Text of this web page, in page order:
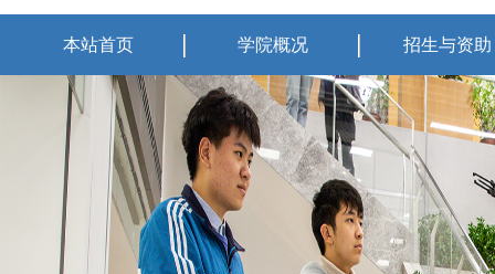
本站首页 学院概况 招生与资助